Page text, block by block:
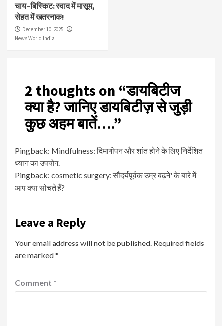
चाय–बिस्किट: स्वाद में मासूम,
सेहत में खतरनाक!
December 10, 2025
News World India
2 thoughts on “डायबिटीज
क्या है? जानिए डायबिटीज़ से जुड़ी
कुछ अहम बातें….”
Pingback: Mindfulness: दिमागीपन और शांत होने के लिए निर्देशित
ध्यान का उपयोग.
Pingback: cosmetic surgery: सौंदर्यपूर्वक उम्र बढ़ने' के बारे में
आप क्या सोचते हैं?
Leave a Reply
Your email address will not be published. Required fields
are marked*
Comment *